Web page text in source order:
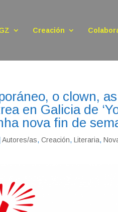
Creación
o clown,
en Galicia de
nova fin de
|Autores/as,Creación,Literaria,